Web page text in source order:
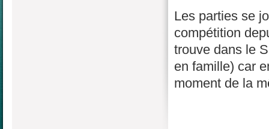
Les parties se
compétition
trouve dans le
en famille) car
moment de la